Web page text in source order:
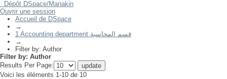
Dépôt DSpace/Manakin
Filter by: Author
Ouvrir une session
Accueil de DSpace
→
1 Accounting department قسم المحاسبة
→
Filter by: Author
Filter by: Author
Results Per Page:
Voici les éléments 1-10 de 10